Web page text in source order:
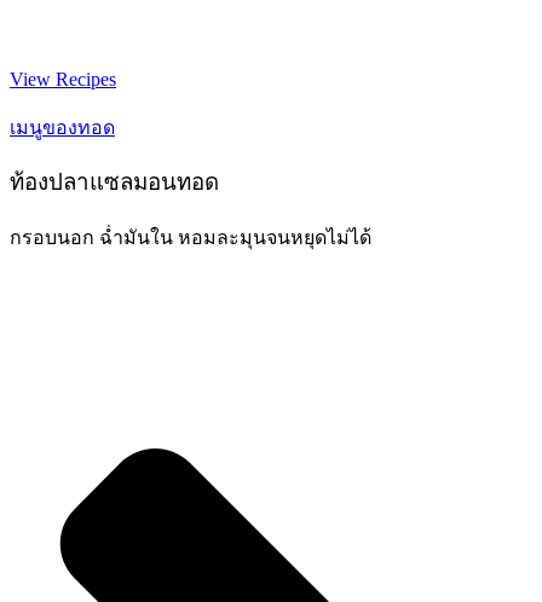
View Recipes
เมนูของทอด
ท้องปลาแซลมอนทอด
กรอบนอก ฉ่ำมันใน หอมละมุนจนหยุดไม่ได้